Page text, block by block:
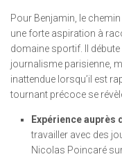
Pour Benjamin, le
une forte aspiration à
domaine sportif. Il
journalisme parisienne,
inattendue lorsqu’il est
tournant précoce se
Expérience auprès
travailler avec des
Nicolas Poincaré sur